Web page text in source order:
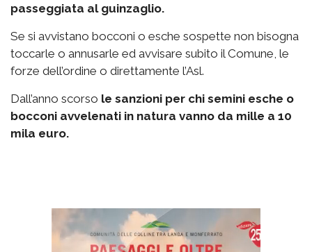
passeggiata al guinzaglio.
Se si avvistano bocconi o esche sospette non bisogna
toccarle o annusarle ed avvisare subito il Comune, le
forze dell’ordine o direttamente l’Asl.
Dall’anno scorso le sanzioni per chi semini esche o
bocconi avvelenati in natura vanno da mille a 10
mila euro.